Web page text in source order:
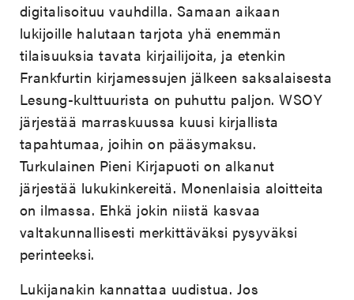
digitalisoituu vauhdilla. Samaan aikaan
lukijoille halutaan tarjota yhä enemmän
tilaisuuksia tavata kirjailijoita, ja etenkin
Frankfurtin kirjamessujen jälkeen saksalaisesta
Lesung-kulttuurista on puhuttu paljon. WSOY
järjestää marraskuussa kuusi kirjallista
tapahtumaa, joihin on pääsymaksu.
Turkulainen Pieni Kirjapuoti on alkanut
järjestää lukukinkereitä. Monenlaisia aloitteita
on ilmassa. Ehkä jokin niistä kasvaa
valtakunnallisesti merkittäväksi pysyväksi
perinteeksi.
Lukijanakin kannattaa uudistua. Jos